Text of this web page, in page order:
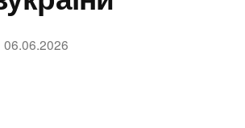
—
2025
06.06.2026